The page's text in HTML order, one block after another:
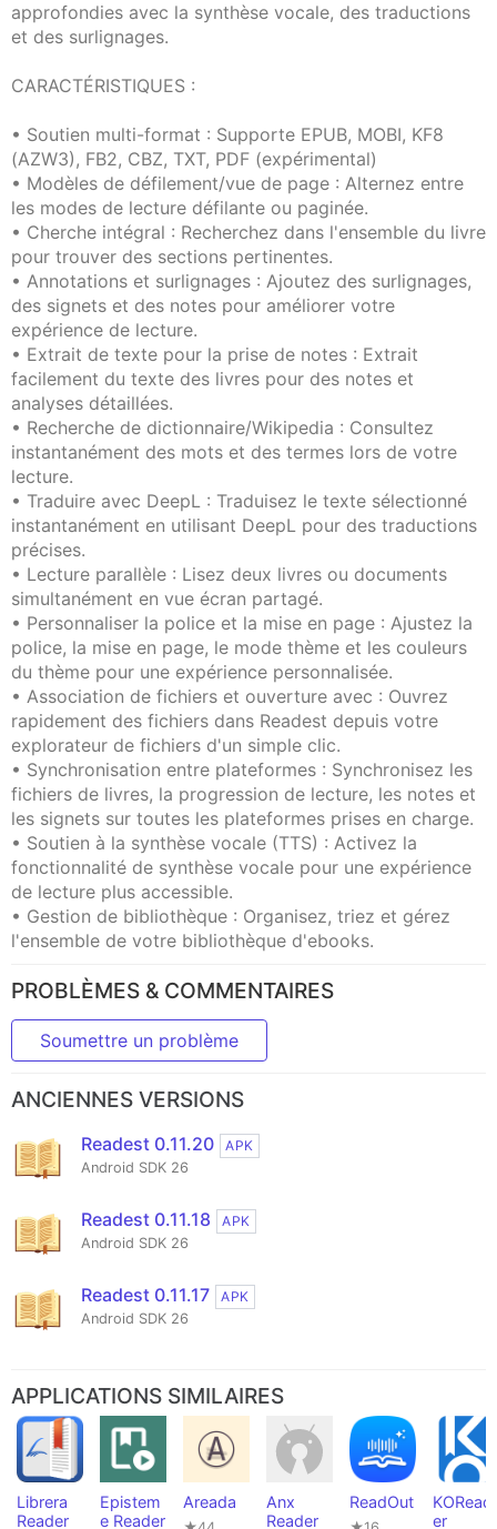
approfondies avec la synthèse vocale, des traductions
et des surlignages.
CARACTÉRISTIQUES :
• Soutien multi-format : Supporte EPUB, MOBI, KF8
(AZW3), FB2, CBZ, TXT, PDF (expérimental)
• Modèles de défilement/vue de page : Alternez entre
les modes de lecture défilante ou paginée.
• Cherche intégral : Recherchez dans l'ensemble du livre
pour trouver des sections pertinentes.
• Annotations et surlignages : Ajoutez des surlignages,
des signets et des notes pour améliorer votre
expérience de lecture.
• Extrait de texte pour la prise de notes : Extrait
facilement du texte des livres pour des notes et
analyses détaillées.
• Recherche de dictionnaire/Wikipedia : Consultez
instantanément des mots et des termes lors de votre
lecture.
• Traduire avec DeepL : Traduisez le texte sélectionné
instantanément en utilisant DeepL pour des traductions
précises.
• Lecture parallèle : Lisez deux livres ou documents
simultanément en vue écran partagé.
• Personnaliser la police et la mise en page : Ajustez la
police, la mise en page, le mode thème et les couleurs
du thème pour une expérience personnalisée.
• Association de fichiers et ouverture avec : Ouvrez
rapidement des fichiers dans Readest depuis votre
explorateur de fichiers d'un simple clic.
• Synchronisation entre plateformes : Synchronisez les
fichiers de livres, la progression de lecture, les notes et
les signets sur toutes les plateformes prises en charge.
• Soutien à la synthèse vocale (TTS) : Activez la
fonctionnalité de synthèse vocale pour une expérience
de lecture plus accessible.
• Gestion de bibliothèque : Organisez, triez et gérez
l'ensemble de votre bibliothèque d'ebooks.
PROBLÈMES & COMMENTAIRES
Soumettre un problème
ANCIENNES VERSIONS
Readest 0.11.20
APK
Android SDK 26
Readest 0.11.18
APK
Android SDK 26
Readest 0.11.17
APK
Android SDK 26
APPLICATIONS SIMILAIRES
Librera
Reader
Epistem
e Reader
Areada
Anx
Reader
ReadOut
KORead
er